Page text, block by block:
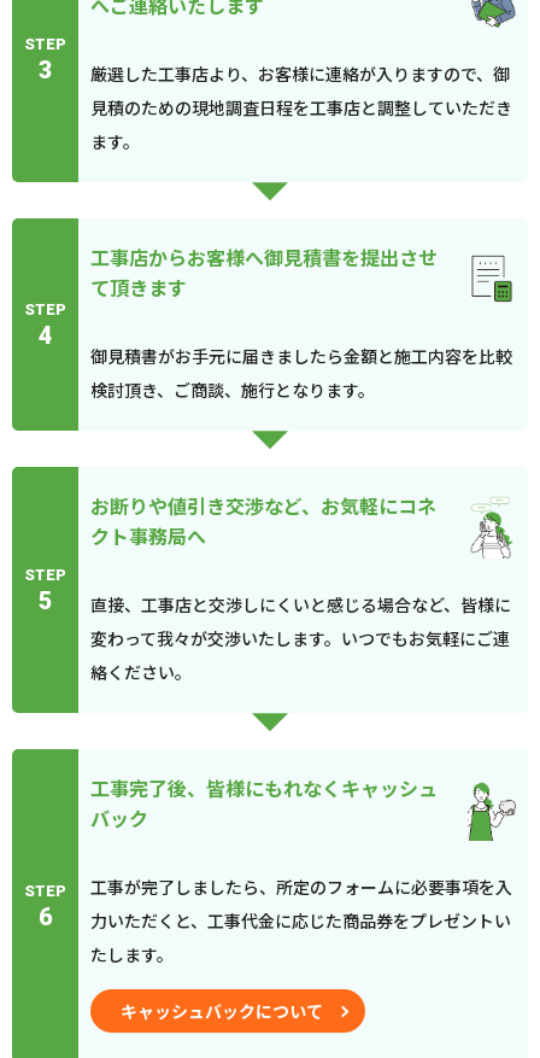
STEP
3
厳選した工事店より、お客様に連絡が入りますので、御
見積のための現地調査日程を工事店と調整していただき
ます。
STEP
4
工事店からお客様へ御見積書を提出させ
て頂きます
御見積書がお手元に届きましたら金額と施工内容を比較
検討頂き、ご商談、施行となります。
STEP
5
お断りや値引き交渉など、お気軽にコネ
クト事務局へ
直接、工事店と交渉しにくいと感じる場合など、皆様に
変わって我々が交渉いたします。いつでもお気軽にご連
絡ください。
STEP
6
工事完了後、皆様にもれなくキャッシュ
バック
工事が完了しましたら、所定のフォームに必要事項を入
力いただくと、工事代金に応じた商品券をプレゼントい
たします。
キャッシュバックについて